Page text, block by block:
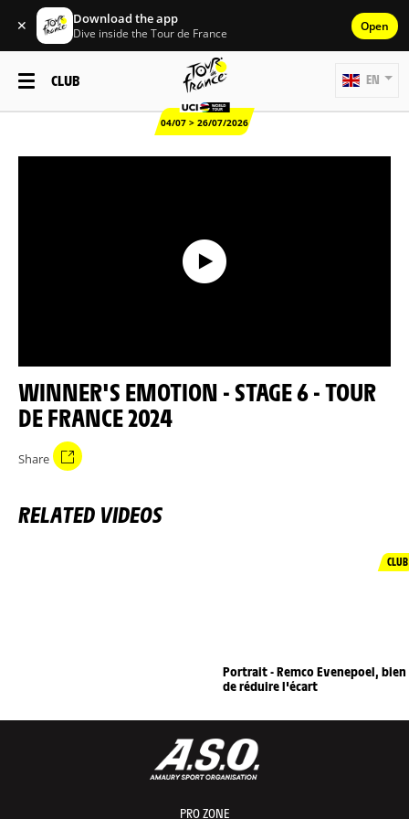
✕ Download the app
Dive inside the Tour de France Open
CLUB
04/07 > 26/07/2026
EN
WINNER'S EMOTION - STAGE 6 - TOUR
DE FRANCE 2024
Share
RELATED VIDEOS
CLUB
Portrait - Remco Evenepoel, bien
de réduire l'écart
PRO ZONE